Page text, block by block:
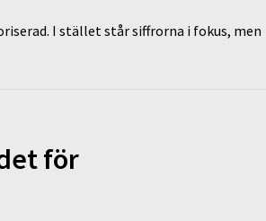
I stället står siffrorna i fokus, men
för